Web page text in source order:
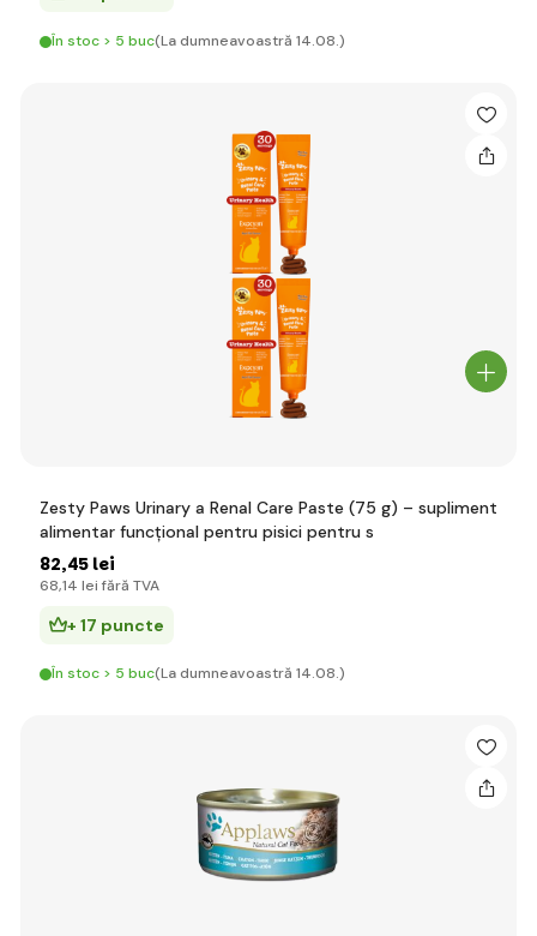
În stoc > 5 buc(La dumneavoastră 14.08.)
Zesty Paws Urinary a Renal Care Paste (75 g) – supliment
alimentar funcțional pentru pisici pentru s
82,45 lei
68,14 lei fără TVA
+ 17 puncte
În stoc > 5 buc(La dumneavoastră 14.08.)